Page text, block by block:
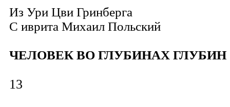
Из Ури Цви Гринберга
С иврита Михаил Польский
ЧЕЛОВЕК ВО ГЛУБИНАХ ГЛУБИН
13